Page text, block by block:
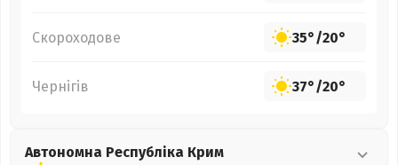
Скороходове 35°/20°
Чернігів 37°/20°
Автономна Республіка Крим